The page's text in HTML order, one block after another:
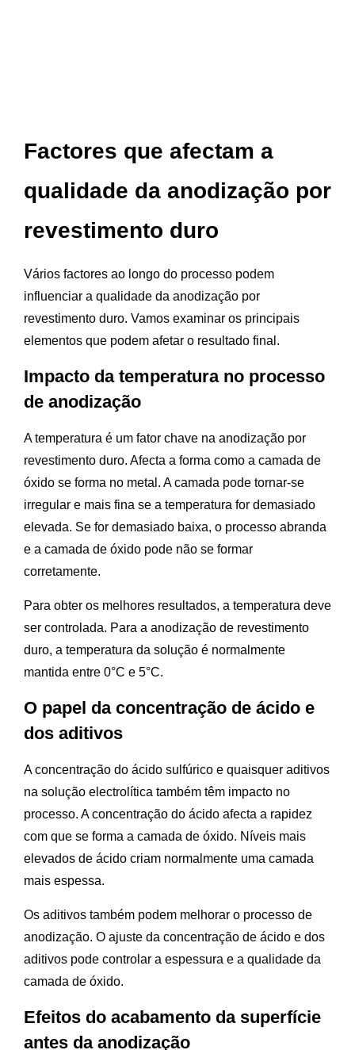
Factores que afectam a
qualidade da anodização por
revestimento duro
Vários factores ao longo do processo podem
influenciar a qualidade da anodização por
revestimento duro. Vamos examinar os principais
elementos que podem afetar o resultado final.
Impacto da temperatura no processo
de anodização
A temperatura é um fator chave na anodização por
revestimento duro. Afecta a forma como a camada de
óxido se forma no metal. A camada pode tornar-se
irregular e mais fina se a temperatura for demasiado
elevada. Se for demasiado baixa, o processo abranda
e a camada de óxido pode não se formar
corretamente.
Para obter os melhores resultados, a temperatura deve
ser controlada. Para a anodização de revestimento
duro, a temperatura da solução é normalmente
mantida entre 0°C e 5°C.
O papel da concentração de ácido e
dos aditivos
A concentração do ácido sulfúrico e quaisquer aditivos
na solução electrolítica também têm impacto no
processo. A concentração do ácido afecta a rapidez
com que se forma a camada de óxido. Níveis mais
elevados de ácido criam normalmente uma camada
mais espessa.
Os aditivos também podem melhorar o processo de
anodização. O ajuste da concentração de ácido e dos
aditivos pode controlar a espessura e a qualidade da
camada de óxido.
Efeitos do acabamento da superfície
antes da anodização